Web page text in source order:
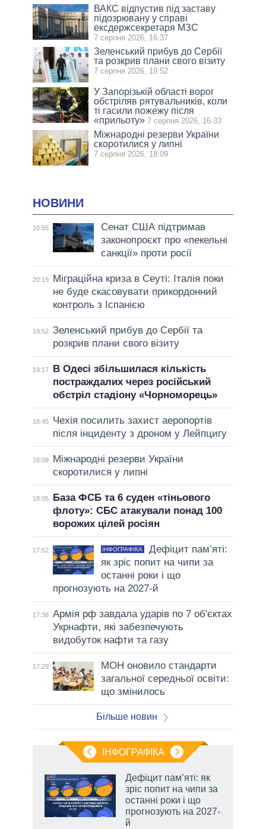
ВАКС відпустив під заставу
підозрювану у справі
ексдержсекретаря МЗС
7 серпня 2026, 16:37
Зеленський прибув до Сербії
та розкрив плани свого візиту
7 серпня 2026, 19:52
У Запорізькій області ворог
обстріляв рятувальників, коли
ті гасили пожежу після
«прильоту» 7 серпня 2026, 16:33
Міжнародні резерви України
скоротилися у липні
7 серпня 2026, 18:09
НОВИНИ
20:55
Сенат США підтримав
законопроєкт про «пекельні
санкції» проти росії
20:19
Міграційна криза в Сеуті: Італія поки
не буде скасовувати прикордонний
контроль з Іспанією
19:52 Зеленський прибув до Сербії та
розкрив плани свого візиту
19:17
В Одесі збільшилася кількість
постраждалих через російський
обстріл стадіону «Чорноморець»
18:45
Чехія посилить захист аеропортів
після інциденту з дроном у Лейпцигу
18:09
Міжнародні резерви України
скоротилися у липні
18:05
База ФСБ та 6 суден «тіньового
флоту»: СБС атакували понад 100
ворожих цілей росіян
17:52 ІНФОГРАФІКА
Дефіцит пам’яті:
як зріс попит на чипи за
останні роки і що
прогнозують на 2027-й
17:38 Армія рф завдала ударів по 7 об'єктах
Укрнафти, які забезпечують
видобуток нафти та газу
17:29
МОН оновило стандарти
загальної середньої освіти:
що змінилось
Більше новин
ІНФОГРАФІКА
Дефіцит пам’яті: як
зріс попит на чипи за
останні роки і що
прогнозують на 2027-
й